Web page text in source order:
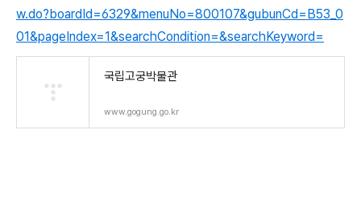
w.do?boardId=6329&menuNo=800107&gubunCd=B53_0
01&pageIndex=1&searchCondition=&searchKeyword=
국립고궁박물관
www.gogung.go.kr